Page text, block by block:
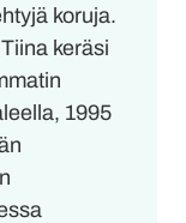
koruja.
keräsi
1995